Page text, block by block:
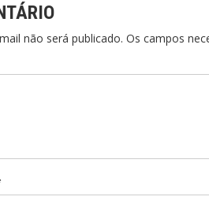
não será publicado. Os campos